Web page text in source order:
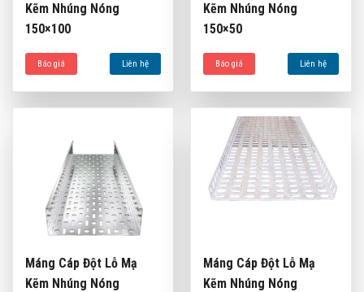
Kẽm Nhúng Nóng
150×100
Báo giá Liên hệ
Kẽm Nhúng Nóng
150×50
Báo giá Liên hệ
Máng Cáp Đột Lỗ Mạ
Kẽm Nhúng Nóng
Máng Cáp Đột Lỗ Mạ
Kẽm Nhúng Nóng